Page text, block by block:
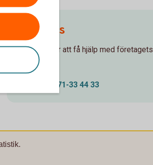
Ring oss
Ring oss för att få hjälp med företagets
affärer.
Ring 0771-33 44 33